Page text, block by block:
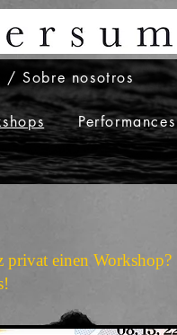
/ Sobre nosotros
Performances
einen Workshop?